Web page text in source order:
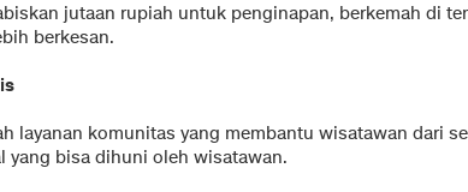
jutaan rupiah untuk penginapan, berkemah di
berkesan.
layanan komunitas yang membantu wisatawan dari
yang bisa dihuni oleh wisatawan.